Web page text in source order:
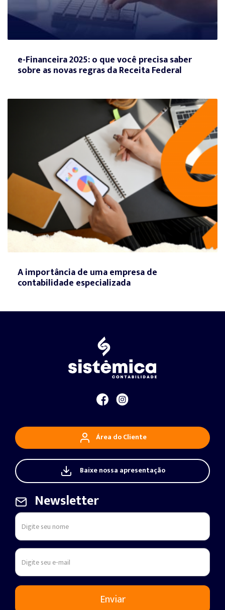
e-Financeira 2025: o que você precisa saber
sobre as novas regras da Receita Federal
A importância de uma empresa de
contabilidade especializada
Área do Cliente
Baixe nossa apresentação
Newsletter